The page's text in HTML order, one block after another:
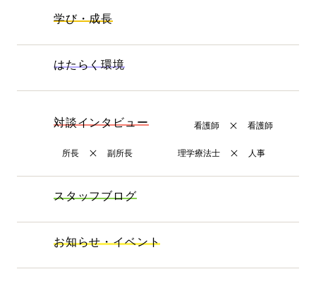
学び・成長
はたらく環境
対談インタビュー 看護師 看護師
所長 副所長 理学療法士 人事
スタッフブログ
お知らせ・イベント